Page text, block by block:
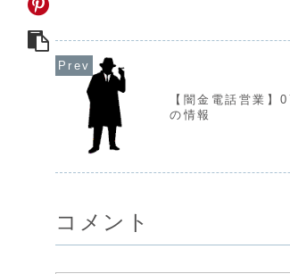
と、...
【闇金電話営業
の情報
コメント